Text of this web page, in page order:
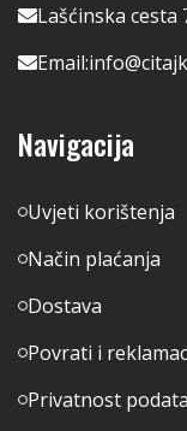
Lašćinska cesta
Email:
Navigacija
Uvjeti korištenja
Način plaćanja
Dostava
Povrati i
Privatnost